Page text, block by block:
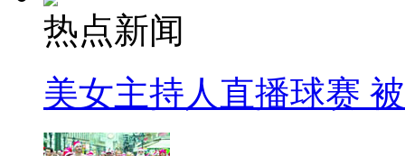
热点新闻
美女主持人直播球赛